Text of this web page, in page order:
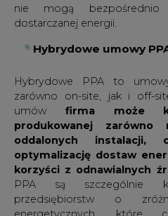
nie mogą
dostarczanej energii.
Hybrydowe umowy
Hybrydowe PPA to
zarówno on-site, jak i off-
umów firma może
produkowanej
oddalonych instalacji,
optymalizację dostaw
korzyści z odnawialnych
PPA są szczególnie
przedsiębiorstw o
energetycznych, które